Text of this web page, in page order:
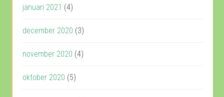
januari 2021 (4)
december 2020 (3)
november 2020 (4)
oktober 2020 (5)